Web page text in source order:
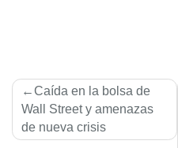
Navegación
de
entradas
Caída en la bolsa de
Wall Street y amenazas
de nueva crisis